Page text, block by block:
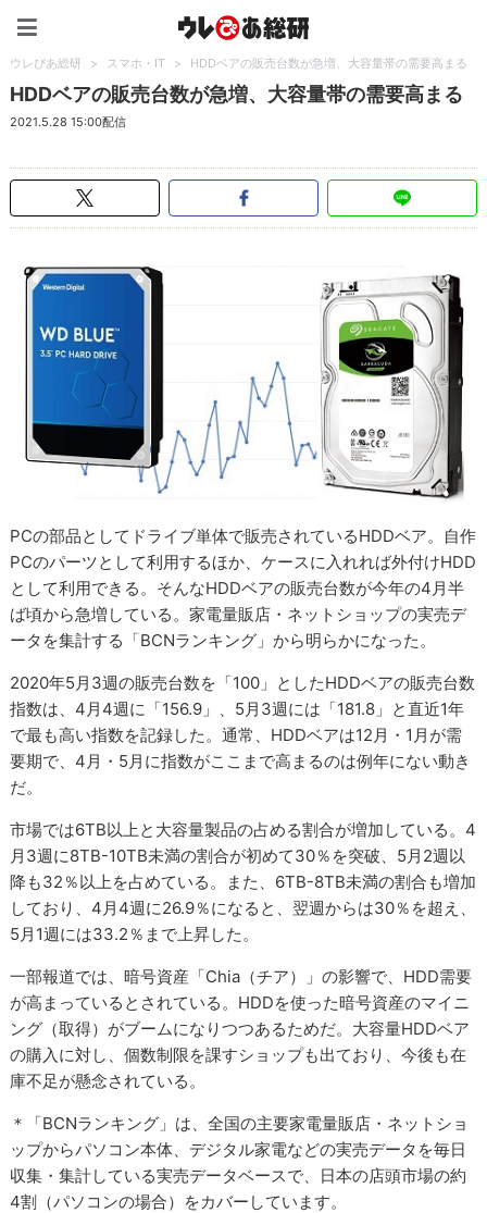
ウレぴあ総研 > スマホ・IT > HDDベアの販売台数が急増、大容量帯の需要高まる
HDDベアの販売台数が急増、大容量帯の需要高まる
2021.5.28 15:00配信
PCの部品としてドライブ単体で販売されているHDDベア。自作
PCのパーツとして利用するほか、ケースに入れれば外付けHDD
として利用できる。そんなHDDベアの販売台数が今年の4月半
ば頃から急増している。家電量販店・ネットショップの実売デ
ータを集計する「BCNランキング」から明らかになった。
2020年5月3週の販売台数を「100」としたHDDベアの販売台数
指数は、4月4週に「156.9」、5月3週には「181.8」と直近1年
で最も高い指数を記録した。通常、HDDベアは12月・1月が需
要期で、4月・5月に指数がここまで高まるのは例年にない動き
だ。
市場では6TB以上と大容量製品の占める割合が増加している。4
月3週に8TB-10TB未満の割合が初めて30％を突破、5月2週以
降も32％以上を占めている。また、6TB-8TB未満の割合も増加
しており、4月4週に26.9％になると、翌週からは30％を超え、
5月1週には33.2％まで上昇した。
一部報道では、暗号資産「Chia（チア）」の影響で、HDD需要
が高まっているとされている。HDDを使った暗号資産のマイニ
ング（取得）がブームになりつつあるためだ。大容量HDDベア
の購入に対し、個数制限を課すショップも出ており、今後も在
庫不足が懸念されている。
＊「BCNランキング」は、全国の主要家電量販店・ネットショ
ップからパソコン本体、デジタル家電などの実売データを毎日
収集・集計している実売データベースで、日本の店頭市場の約
4割（パソコンの場合）をカバーしています。